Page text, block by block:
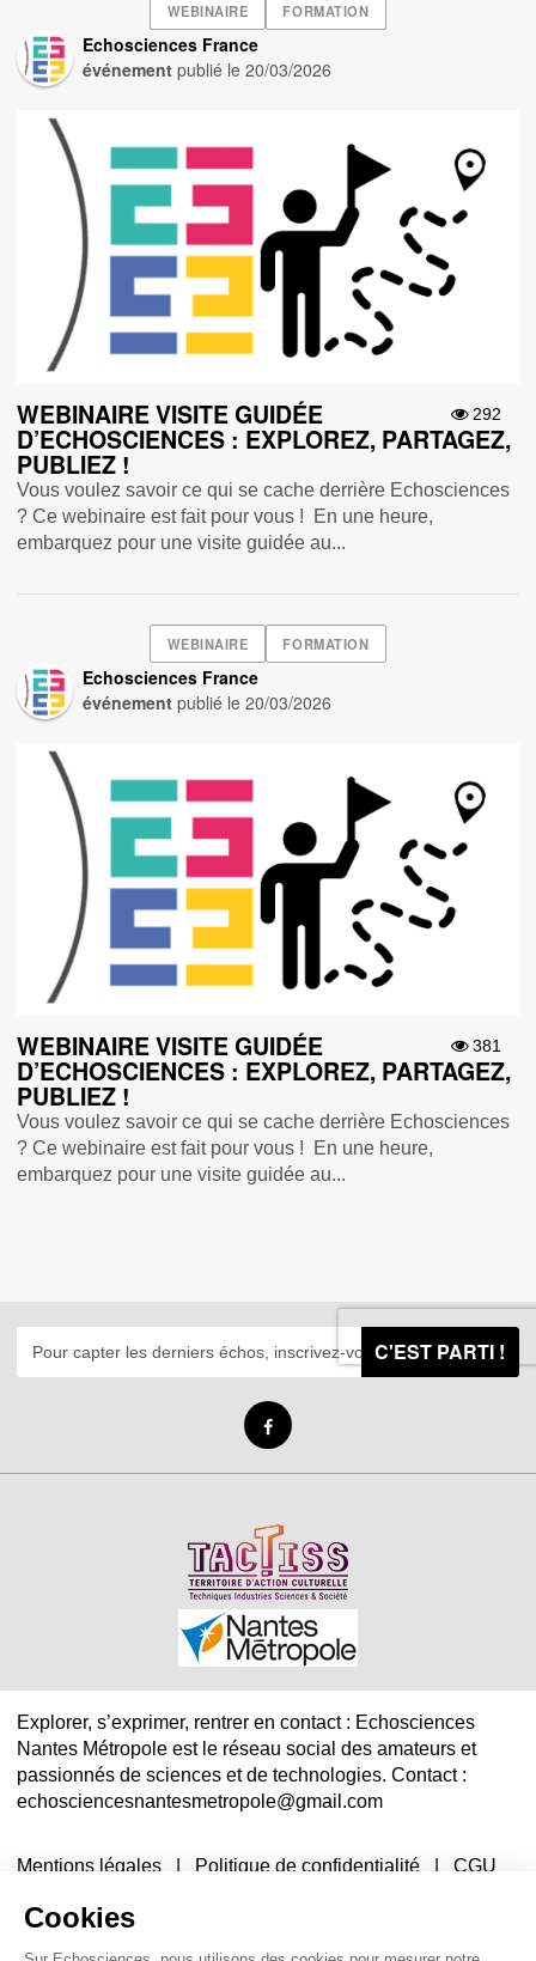
Cookies
WEBINAIRE FORMATION
Echosciences France
événement publié le20/03/2026
292
WEBINAIRE VISITE GUIDÉE
D’ECHOSCIENCES : EXPLOREZ, PARTAGEZ,
PUBLIEZ !
Vous voulez savoir ce qui se cache derrière Echosciences
? Ce webinaire est fait pour vous ! En une heure,
embarquez pour une visite guidée au...
WEBINAIRE FORMATION
Echosciences France
événement publié le20/03/2026
381
WEBINAIRE VISITE GUIDÉE
D’ECHOSCIENCES : EXPLOREZ, PARTAGEZ,
PUBLIEZ !
Vous voulez savoir ce qui se cache derrière Echosciences
? Ce webinaire est fait pour vous ! En une heure,
embarquez pour une visite guidée au...
C'EST PARTI !
Explorer, s’exprimer, rentrer en contact : Echosciences
Nantes Métropole est le réseau social des amateurs et
passionnés de sciences et de technologies. Contact :
echosciencesnantesmetropole@gmail.com
Mentions légales Politique de confidentialité |CGU